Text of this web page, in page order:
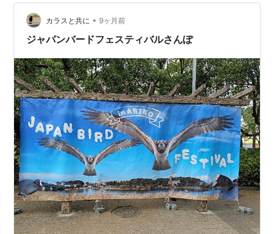
大きな木にもたれている歴史ある石仏で 優しい顔にいつ
も癒しれています。 如意輪塔など４基の石仏で、寛文十
年（１６７０）・天和三年（１６８３）・元禄十年（１
カラスと共に • 9ヶ月前
ジャパンバードフェスティバルさんぽ